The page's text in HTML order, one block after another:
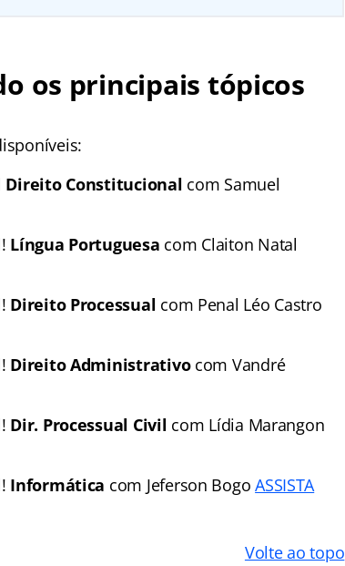
os principais tópicos
Direito Constitucional com Samuel
Língua Portuguesa com Claiton Natal
Direito Processual com Penal Léo Castro
Direito Administrativocom Vandré
Dir. Processual Civil com Lídia Marangon
Informática com Jeferson BogoASSISTA
Volte ao topo